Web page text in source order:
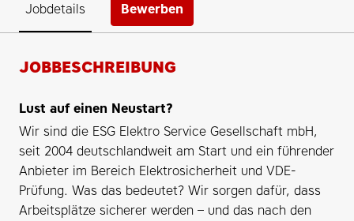
Jobdetails Bewerben
JOBBESCHREIBUNG
Lust auf einen Neustart?
Wir sind die ESG Elektro Service Gesellschaft mbH,
seit 2004 deutschlandweit am Start und ein führender
Anbieter im Bereich Elektrosicherheit und VDE-
Prüfung. Was das bedeutet? Wir sorgen dafür, dass
Arbeitsplätze sicherer werden – und das nach den